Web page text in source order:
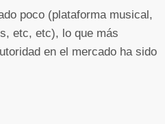
poco (plataforma musical,
etc, etc), lo que más
en el mercado ha sido